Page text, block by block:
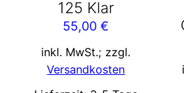
125 Klar
55,00€
inkl. MwSt.; zzgl.
Versandkosten